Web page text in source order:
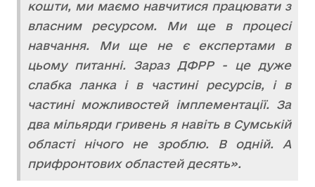
кошти, ми маємо навчитися працювати з
власним ресурсом. Ми ще в процесі
навчання. Ми ще не є експертами в
цьому питанні. Зараз ДФРР - це дуже
слабка ланка і в частині ресурсів, і в
частині можливостей імплементації. За
два мільярди гривень я навіть в Сумській
області нічого не зроблю. В одній. А
прифронтових областей десять».